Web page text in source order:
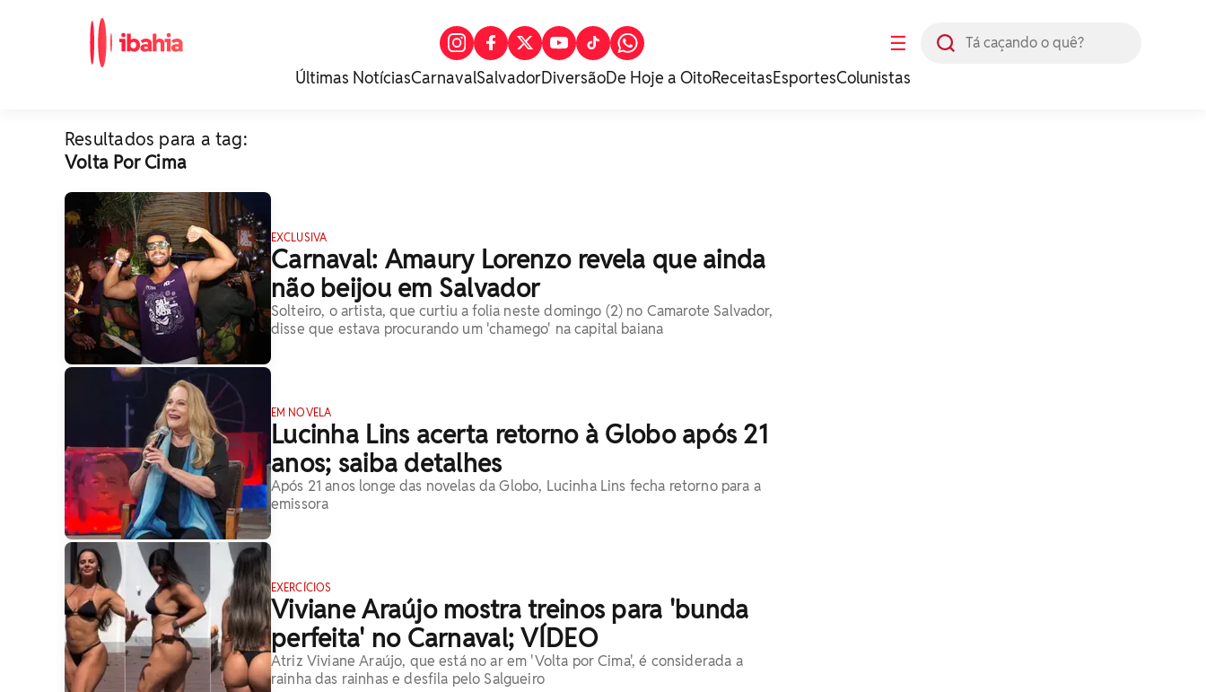
☰
Últimas NotíciasCarnavalSalvadorDiversãoDe Hoje a OitoReceitasEsportesColunistas
Resultados para a tag:
Volta Por Cima
EXCLUSIVA
Carnaval: Amaury Lorenzo revela que ainda
não beijou em Salvador
Solteiro, o artista, que curtiu a folia neste domingo (2) no Camarote Salvador,
disse que estava procurando um 'chamego' na capital baiana
EM NOVELA
Lucinha Lins acerta retorno à Globo após 21
anos; saiba detalhes
Após 21 anos longe das novelas da Globo, Lucinha Lins fecha retorno para a
emissora
EXERCÍCIOS
Viviane Araújo mostra treinos para 'bunda
perfeita' no Carnaval; VÍDEO
Atriz Viviane Araújo, que está no ar em 'Volta por Cima', é considerada a
rainha das rainhas e desfila pelo Salgueiro